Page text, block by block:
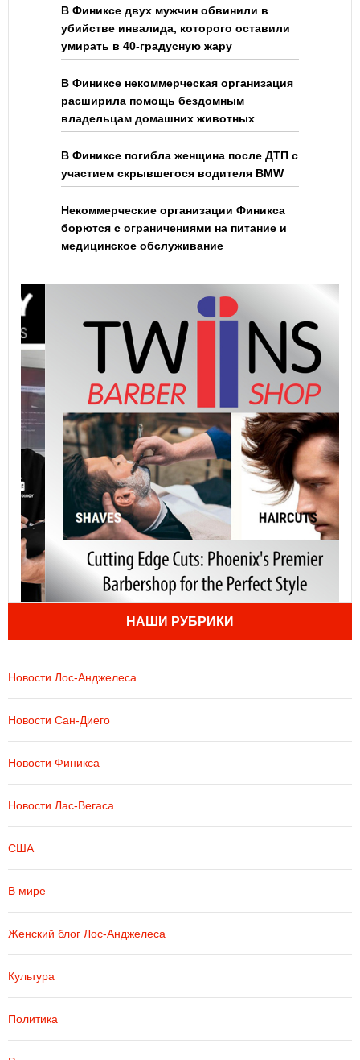
В Финиксе двух мужчин обвинили в
убийстве инвалида, которого оставили
умирать в 40-градусную жару
В Финиксе некоммерческая организация
расширила помощь бездомным
владельцам домашних животных
В Финиксе погибла женщина после ДТП с
участием скрывшегося водителя BMW
Некоммерческие организации Финикса
борются с ограничениями на питание и
медицинское обслуживание
НАШИ РУБРИКИ
Новости Лос-Анджелеса
Новости Сан-Диего
Новости Финикса
Новости Лас-Вегаса
США
В мире
Женский блог Лос-Анджелеса
Культура
Политика